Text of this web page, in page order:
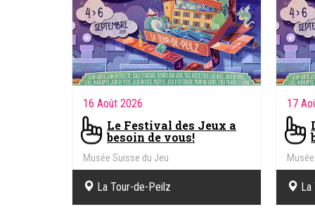
16 Août 2026
Le Festival des Jeux a
besoin de vous!
Musée Suisse du Jeu
La Tour-de-Peilz
17
La